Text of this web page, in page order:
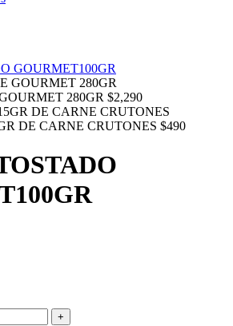
280GR $2,290
DE CARNE CRUTONES $490